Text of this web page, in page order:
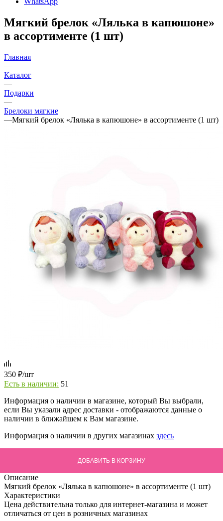
Мягкий брелок «Лялька в капюшоне»
в ассортименте (1 шт)
Главная
—
Каталог
—
Подарки
—
Брелоки мягкие
—Мягкий брелок «Лялька в капюшоне» в ассортименте (1 шт)
350 ₽/шт
Есть в наличии: 51
Информация о наличии в магазине, который Вы выбрали,
если Вы указали адрес доставки - отображаются данные о
наличии в ближайшем к Вам магазине.
Информация о наличии в других магазинах здесь
ДОБАВИТЬ В КОРЗИНУ
Описание
Мягкий брелок «Лялька в капюшоне» в ассортименте (1 шт)
Характеристики
Цена действительна только для интернет-магазина и может
отличаться от цен в розничных магазинах